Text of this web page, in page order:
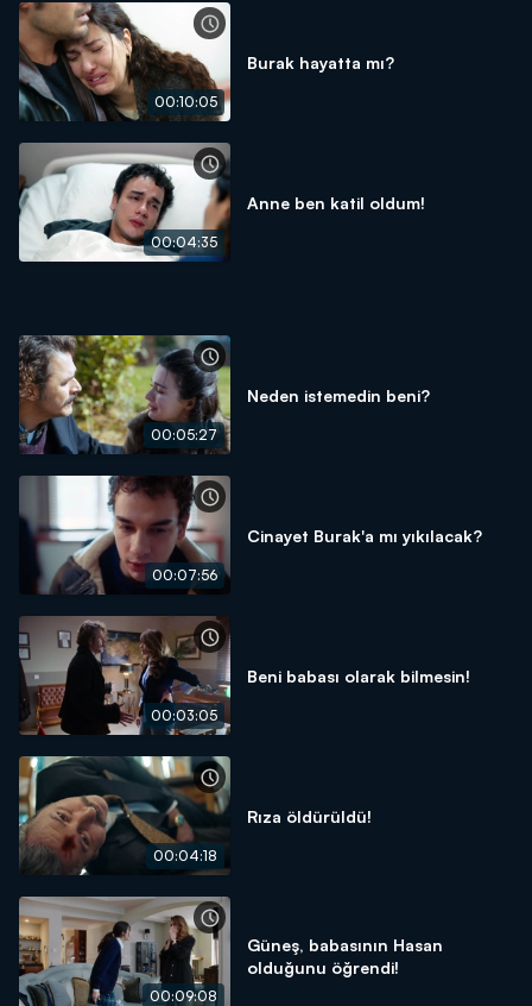
00:10:05
Burak hayatta mı?
00:04:35
Anne ben katil oldum!
00:05:27
Neden istemedin beni?
00:07:56
Cinayet Burak'a mı yıkılacak?
00:03:05
Beni babası olarak bilmesin!
00:04:18
Rıza öldürüldü!
00:09:08
Güneş, babasının Hasan
olduğunu öğrendi!